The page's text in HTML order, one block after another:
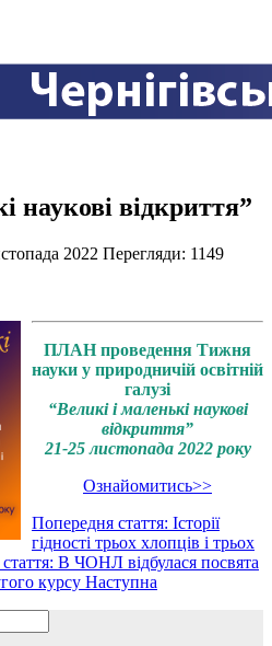
наукові відкриття”
2022 Перегляди: 1149
ПЛАНпроведення Тижня
науки у природничій освітній
галузі
“Великі і маленькі наукові
відкриття”
21-25 листопада 2022 року
Ознайомитись>>
Попередня стаття: Історії
гідності трьох хлопців і трьох
В ЧОНЛ відбулася посвята
курсу Наступна